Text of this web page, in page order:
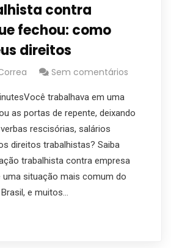
contra
fechou: como
direitos
Sem comentários
trabalhava em uma
as portas de repente, deixando
rescisórias, salários
direitos trabalhistas? Saiba
trabalhista contra empresa
uma situação mais comum do
e muitos…